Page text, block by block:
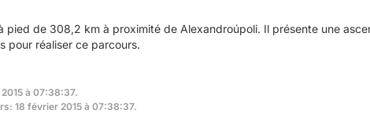
pied de 308,2 km à proximité de Alexandroúpoli. Il présente une
pour réaliser ce parcours.
à 07:38:37.
18 février 2015 à 07:38:37.